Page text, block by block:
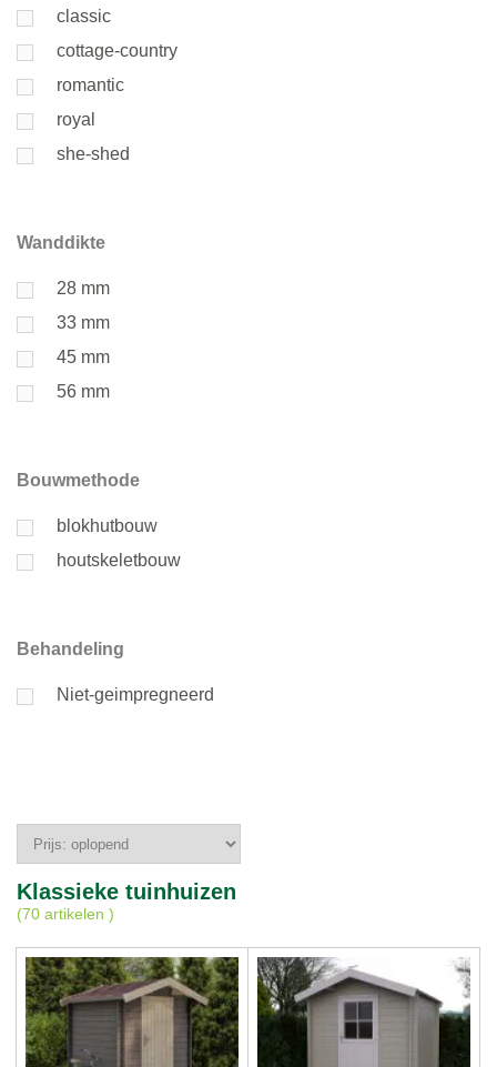
classic
cottage-country
romantic
royal
she-shed
Wanddikte
28 mm
33 mm
45 mm
56 mm
Bouwmethode
blokhutbouw
houtskeletbouw
Behandeling
Niet-geimpregneerd
Klassieke tuinhuizen
(70 artikelen )